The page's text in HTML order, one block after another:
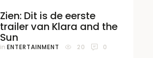
Zien: Dit is de eerste
trailer van Klara and the
Sun
in ENTERTAINMENT 20 0